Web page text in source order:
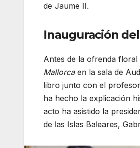
de Jaume II.
Inauguración del
Antes de la ofrenda
Mallorcaen la sala de
libro junto con el
ha hecho la explicación
acto ha asistido la
de las Islas Baleares,